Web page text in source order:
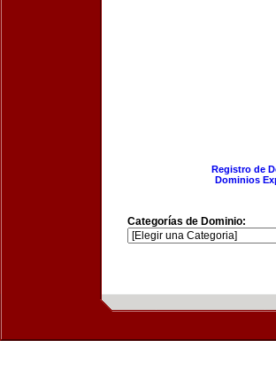
Registro de
Dominios
Categorías de Dominio: